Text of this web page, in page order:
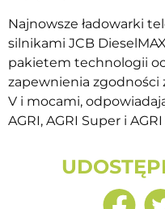
Najnowsze ładowarki
silnikami JCB
pakietem technologii
zapewnienia zgodności
V i mocami,
AGRI, AGRI Super i